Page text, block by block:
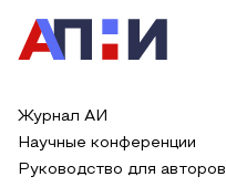
Журнал АИ
Научные конференции
Руководство для авторов